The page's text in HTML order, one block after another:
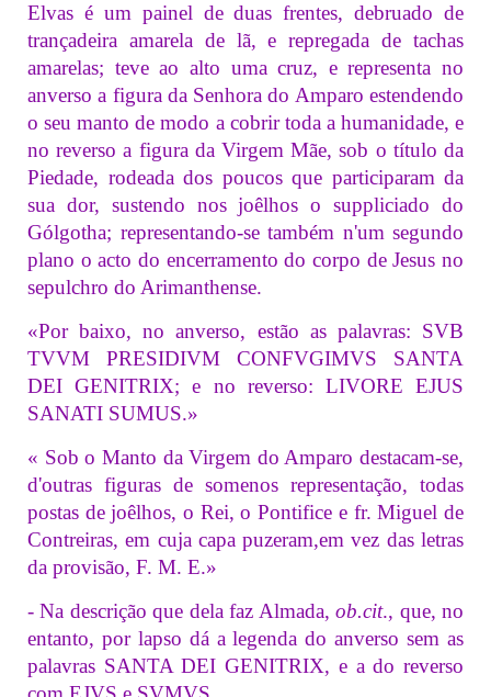
Elvas é um painel de duas frentes, debruado de
trançadeira amarela de lã, e repregada de tachas
amarelas; teve ao alto uma cruz, e representa no
anverso a figura da Senhora do Amparo estendendo
o seu manto de modo a cobrir toda a humanidade, e
no reverso a figura da Virgem Mãe, sob o título da
Piedade, rodeada dos poucos que participaram da
sua dor, sustendo nos joêlhos o suppliciado do
Gólgotha; representando-se também n'um segundo
plano o acto do encerramento do corpo de Jesus no
sepulchro do Arimanthense.
«Por baixo, no anverso, estão as palavras: SVB
TVVM PRESIDIVM CONFVGIMVS SANTA
DEI GENITRIX; e no reverso: LIVORE EJUS
SANATI SUMUS.»
« Sob o Manto da Virgem do Amparo destacam-se,
d'outras figuras de somenos representação, todas
postas de joêlhos, o Rei, o Pontifice e fr. Miguel de
Contreiras, em cuja capa puzeram,em vez das letras
da provisão, F. M. E.»
- Na descrição que dela faz Almada,ob.cit., que, no
entanto, por lapso dá a legenda do anverso sem as
palavras SANTA DEI GENITRIX, e a do reverso